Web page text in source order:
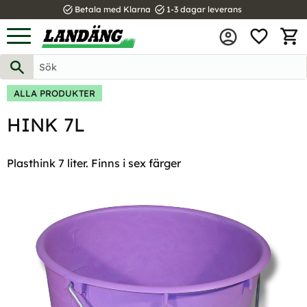
Meny
task_alt Betala med Klarna task_alt 1-3 dagar leverans
ALLA PRODUKTER
HINK 7L
Plasthink 7 liter. Finns i sex färger